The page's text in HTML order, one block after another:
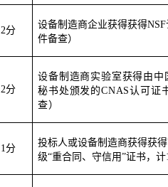
2分
设备制造商企业获得获得
件备查）
2分
设备制造商实验室获得由
秘书处颁发的CNAS认可证
查）
1分
投标人或设备制造商获得获
级“重合同、守信用”证书，计